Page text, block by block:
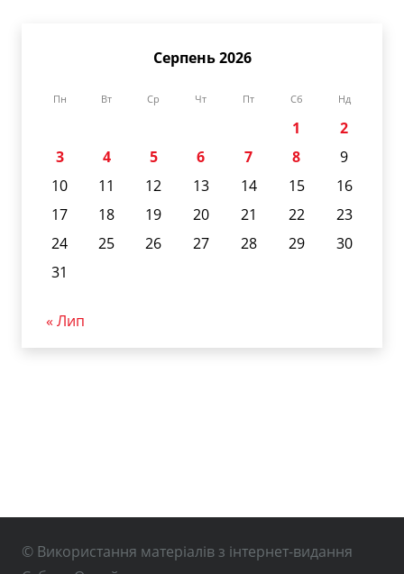
Серпень 2026
Пн Вт Ср Чт Пт Сб Нд
1
2
3
4 5 6 7 8
9
10
11 12 13 14 15
16
17
18 19 20 21 22
23
24
25 26 27 28 29
30
31
« Лип
© Використання матеріалів з інтернет-видання